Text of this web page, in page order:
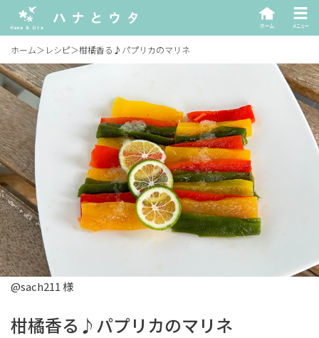
ホーム＞ レシピ＞柑橘香る♪パプリカのマリネ
@sach211 様
柑橘香る♪パプリカのマリネ